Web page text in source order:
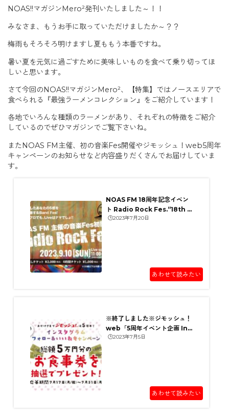
NOAS!!マガジンMero²発刊いたしました～！！
みなさま、もうお手に取っていただけましたか～？？
梅雨もそろそろ明けますし夏ももう本番ですね。
暑い夏を元気に過ごすために美味しいものを食べて乗り切ってほ
しいと思います。
さて今回のNOAS!!マガジンMero²、【特集】ではノースエリアで
食べられる『最強ラーメンコレクション』をご紹介しています！
各地でいろんな種類のラーメンがあり、それぞれの特徴をご紹介
しているのでぜひマガジンでご覧下さいね。
またNOAS FM主催、初の音楽Fes開催やジモッシュ！web5周年
キャンペーンのお知らせなど内容盛りだくさんでお届けしていま
す。
NOAS FM 18周年記念イベン
ト Radio Rock Fes.“18th B
and Fes.”開催のお知らせ
🕒️2023年7月20日
あわせて読みたい
※終了しました※ジモッシュ！
web「5周年イベント企画 Ins
tagramキャンペーン」につい
🕒️2023年7月5日
あわせて読みたい